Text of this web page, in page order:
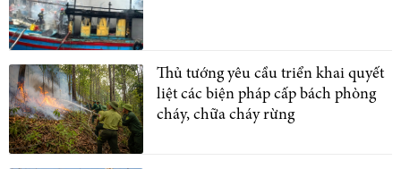
Thủ tướng yêu cầu triển khai quyết
liệt các biện pháp cấp bách phòng
cháy, chữa cháy rừng